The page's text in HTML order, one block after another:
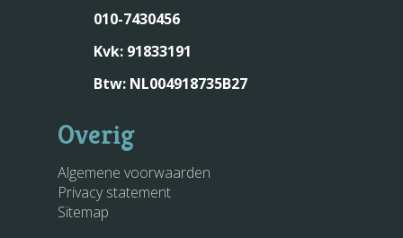
010-7430456
Kvk: 91833191
Btw: NL004918735B27
Overig
Algemene voorwaarden
Privacy statement
Sitemap